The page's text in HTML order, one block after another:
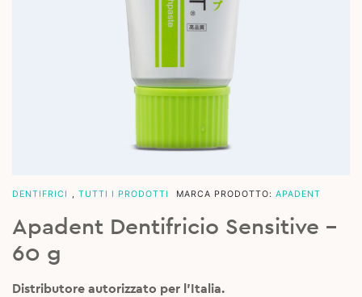
DENTIFRICI TUTTI I PRODOTTI MARCA PRODOTTO: APADENT
Apadent Dentifricio Sensitive –
60 g
Distributore autorizzato per l’Italia.